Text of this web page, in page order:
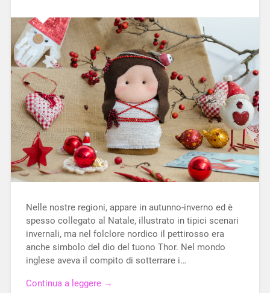
Nelle nostre regioni, appare in autunno-inverno ed è
spesso collegato al Natale, illustrato in tipici scenari
invernali, ma nel folclore nordico il pettirosso era
anche simbolo del dio del tuono Thor. Nel mondo
inglese aveva il compito di sotterrare i…
Continua a leggere →